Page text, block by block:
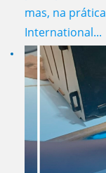
mas, na
International...